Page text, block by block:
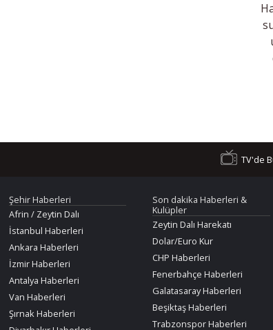
TV'de
Şehir Haberleri
Afrin / Zeytin Dalı
İstanbul Haberleri
Ankara Haberleri
İzmir Haberleri
Antalya Haberleri
Van Haberleri
Şırnak Haberleri
Son dakika Haberleri &
Kulüpler
Zeytin Dalı Harekatı
Dolar/Euro Kur
CHP Haberleri
Fenerbahçe Haberleri
Galatasaray Haberleri
Beşiktaş Haberleri
Trabzonspor Haberleri